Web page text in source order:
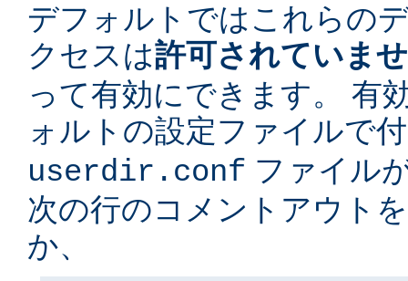
デフォルトではこれらの
クセスは許可されていま
って有効にできます。 有
ォルトの設定ファイルで
userdir.conf ファイル
次の行のコメントアウト
か、